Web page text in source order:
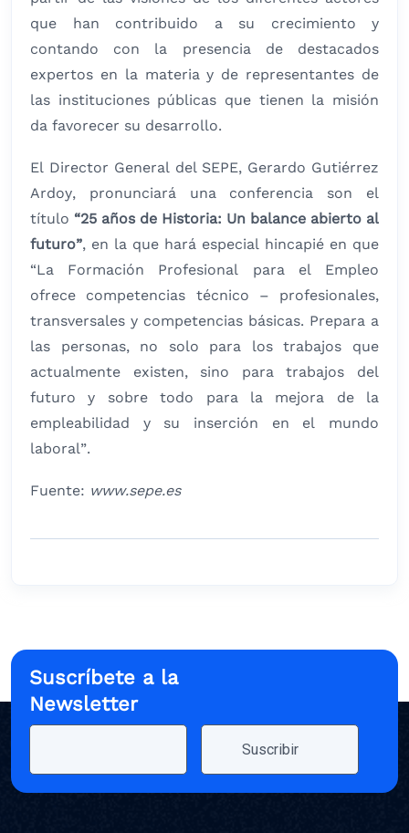
que han contribuido a su crecimiento y
contando con la presencia de destacados
expertos en la materia y de representantes de
las instituciones públicas que tienen la misión
da favorecer su desarrollo.
El Director General del SEPE, Gerardo Gutiérrez
Ardoy, pronunciará una conferencia son el
título “25 años de Historia: Un balance abierto al
futuro”, en la que hará especial hincapié en que
“La Formación Profesional para el Empleo
ofrece competencias técnico – profesionales,
transversales y competencias básicas. Prepara a
las personas, no solo para los trabajos que
actualmente existen, sino para trabajos del
futuro y sobre todo para la mejora de la
empleabilidad y su inserción en el mundo
laboral”.
Fuente: www.sepe.es
Suscríbete a la
Newsletter